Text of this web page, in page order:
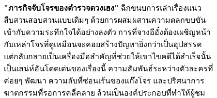
"ภารกิจจับโจรของตำรวจดวงเฮง" ฉีกขนบการเล่าเรื่องแนว
สืบสวนสอบสวนแบบเดิมๆ ด้วยการผสมผสานความตลกขบขัน
เข้ากับความระทึกใจได้อย่างลงตัว การที่จางอีอั๋งต้องเผชิญหน้า
กับเหล่าโจรที่ดูเหมือนจะคอยสร้างปัญหายิ่งกว่าเป็นอุปสรรค
แต่กลับกลายเป็นเครื่องมือสำคัญที่ช่วยให้เขาไขคดีได้สำเร็จนั้น
เป็นเสน่ห์อันโดดเด่นของเรื่องนี้ ความสัมพันธ์ระหว่างตัวละครที่
ค่อยๆ พัฒนา ความลับที่ซ่อนเร้นของแก๊งโจร และปริศนาการ
ฆาตกรรมที่รอการคลี่คลาย ล้วนเป็นองค์ประกอบที่ทำให้ผู้ชม